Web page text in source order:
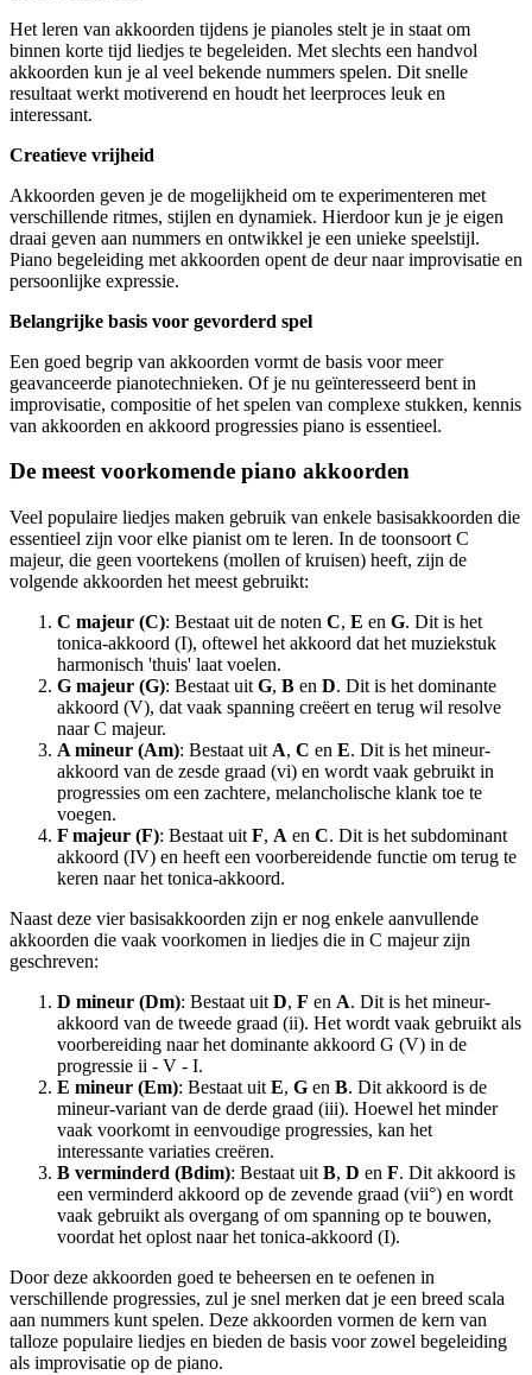
Het leren van akkoorden tijdens je pianoles stelt je in staat om
binnen korte tijd liedjes te begeleiden. Met slechts een handvol
akkoorden kun je al veel bekende nummers spelen. Dit snelle
resultaat werkt motiverend en houdt het leerproces leuk en
interessant.
Creatieve vrijheid
Akkoorden geven je de mogelijkheid om te experimenteren met
verschillende ritmes, stijlen en dynamiek. Hierdoor kun je je eigen
draai geven aan nummers en ontwikkel je een unieke speelstijl.
Piano begeleiding met akkoorden opent de deur naar improvisatie en
persoonlijke expressie.
Belangrijke basis voor gevorderd spel
Een goed begrip van akkoorden vormt de basis voor meer
geavanceerde pianotechnieken. Of je nu geïnteresseerd bent in
improvisatie, compositie of het spelen van complexe stukken, kennis
van akkoorden en akkoord progressies piano is essentieel.
De meest voorkomende piano akkoorden
Veel populaire liedjes maken gebruik van enkele basisakkoorden die
essentieel zijn voor elke pianist om te leren. In de toonsoort C
majeur, die geen voortekens (mollen of kruisen) heeft, zijn de
volgende akkoorden het meest gebruikt:
C majeur (C): Bestaat uit de noten C, E en G. Dit is het
tonica-akkoord (I), oftewel het akkoord dat het muziekstuk
harmonisch 'thuis' laat voelen.
G majeur (G): Bestaat uit G, B en D. Dit is het dominante
akkoord (V), dat vaak spanning creëert en terug wil resolve
naar C majeur.
A mineur (Am): Bestaat uit A, C en E. Dit is het mineur-
akkoord van de zesde graad (vi) en wordt vaak gebruikt in
progressies om een zachtere, melancholische klank toe te
voegen.
F majeur (F): Bestaat uit F, A en C. Dit is het subdominant
akkoord (IV) en heeft een voorbereidende functie om terug te
keren naar het tonica-akkoord.
Naast deze vier basisakkoorden zijn er nog enkele aanvullende
akkoorden die vaak voorkomen in liedjes die in C majeur zijn
geschreven:
D mineur (Dm): Bestaat uit D, F en A. Dit is het mineur-
akkoord van de tweede graad (ii). Het wordt vaak gebruikt als
voorbereiding naar het dominante akkoord G (V) in de
progressie ii - V - I.
E mineur (Em): Bestaat uit E, G en B. Dit akkoord is de
mineur-variant van de derde graad (iii). Hoewel het minder
vaak voorkomt in eenvoudige progressies, kan het
interessante variaties creëren.
B verminderd (Bdim): Bestaat uit B, D en F. Dit akkoord is
een verminderd akkoord op de zevende graad (vii°) en wordt
vaak gebruikt als overgang of om spanning op te bouwen,
voordat het oplost naar het tonica-akkoord (I).
Door deze akkoorden goed te beheersen en te oefenen in
verschillende progressies, zul je snel merken dat je een breed scala
aan nummers kunt spelen. Deze akkoorden vormen de kern van
talloze populaire liedjes en bieden de basis voor zowel begeleiding
als improvisatie op de piano.